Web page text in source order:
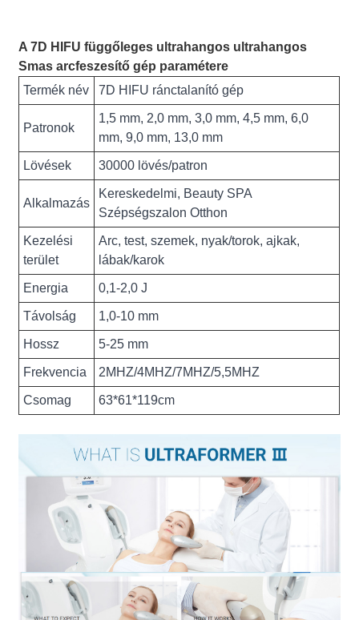
A 7D HIFU függőleges ultrahangos ultrahangos
Smas arcfeszesítő gép paramétere
Termék név
7D HIFU ránctalanító gép
Patronok
1,5 mm, 2,0 mm, 3,0 mm, 4,5 mm, 6,0
mm, 9,0 mm, 13,0 mm
Lövések 30000 lövés/patron
Alkalmazás
Kereskedelmi, Beauty SPA
Szépségszalon Otthon
Kezelési
terület
Arc, test, szemek, nyak/torok, ajkak,
lábak/karok
Energia 0,1-2,0 J
Távolság 1,0-10 mm
Hossz 5-25 mm
Frekvencia 2MHZ/4MHZ/7MHZ/5,5MHZ
Csomag 63*61*119cm